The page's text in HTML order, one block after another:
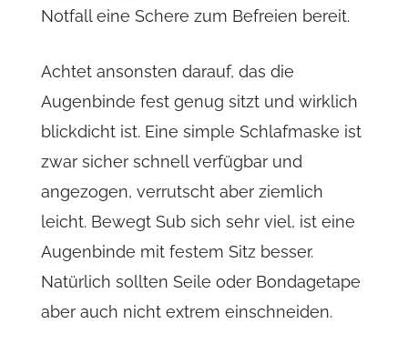
Notfall eine Schere zum Befreien bereit.
Achtet ansonsten darauf, das die
Augenbinde fest genug sitzt und wirklich
blickdicht ist. Eine simple Schlafmaske ist
zwar sicher schnell verfügbar und
angezogen, verrutscht aber ziemlich
leicht. Bewegt Sub sich sehr viel, ist eine
Augenbinde mit festem Sitz besser.
Natürlich sollten Seile oder Bondagetape
aber auch nicht extrem einschneiden.